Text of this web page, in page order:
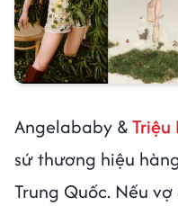
Angelababy &Triệu
sứ thương hiệu
Trung Quốc. Nếu